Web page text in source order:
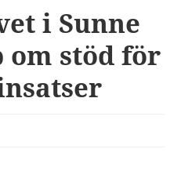
i Sunne
stöd för